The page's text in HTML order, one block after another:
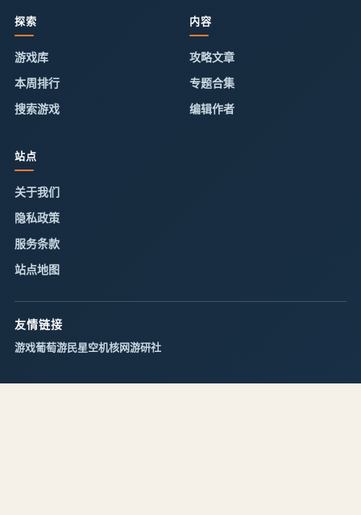
探索
游戏库
本周排行
搜索游戏
内容
攻略文章
专题合集
编辑作者
站点
关于我们
隐私政策
服务条款
站点地图
友情链接
游戏葡萄游民星空机核网游研社